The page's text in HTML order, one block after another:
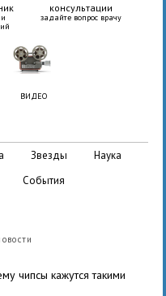
консультации
задайте вопрос врачу
ВИДЕО
звезды
наука
события
чипсы кажутся такими